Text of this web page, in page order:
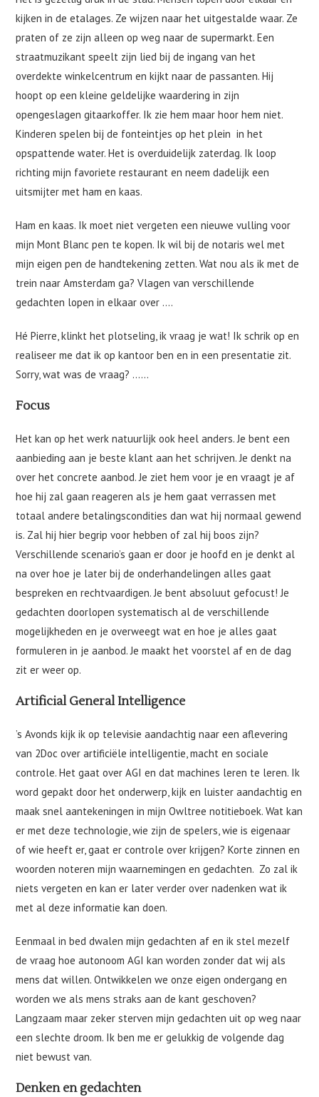
kijken in de etalages. Ze wijzen naar het uitgestalde waar. Ze
praten of ze zijn alleen op weg naar de supermarkt. Een
straatmuzikant speelt zijn lied bij de ingang van het
overdekte winkelcentrum en kijkt naar de passanten. Hij
hoopt op een kleine geldelijke waardering in zijn
opengeslagen gitaarkoffer. Ik zie hem maar hoor hem niet.
Kinderen spelen bij de fonteintjes op het plein in het
opspattende water. Het is overduidelijk zaterdag. Ik loop
richting mijn favoriete restaurant en neem dadelijk een
uitsmijter met ham en kaas.
Ham en kaas. Ik moet niet vergeten een nieuwe vulling voor
mijn Mont Blanc pen te kopen. Ik wil bij de notaris wel met
mijn eigen pen de handtekening zetten. Wat nou als ik met de
trein naar Amsterdam ga? Vlagen van verschillende
gedachten lopen in elkaar over ….
Hé Pierre, klinkt het plotseling, ik vraag je wat! Ik schrik op en
realiseer me dat ik op kantoor ben en in een presentatie zit.
Sorry, wat was de vraag? ……
Focus
Het kan op het werk natuurlijk ook heel anders. Je bent een
aanbieding aan je beste klant aan het schrijven. Je denkt na
over het concrete aanbod. Je ziet hem voor je en vraagt je af
hoe hij zal gaan reageren als je hem gaat verrassen met
totaal andere betalingscondities dan wat hij normaal gewend
is. Zal hij hier begrip voor hebben of zal hij boos zijn?
Verschillende scenario’s gaan er door je hoofd en je denkt al
na over hoe je later bij de onderhandelingen alles gaat
bespreken en rechtvaardigen. Je bent absoluut gefocust! Je
gedachten doorlopen systematisch al de verschillende
mogelijkheden en je overweegt wat en hoe je alles gaat
formuleren in je aanbod. Je maakt het voorstel af en de dag
zit er weer op.
Artificial General Intelligence
’s Avonds kijk ik op televisie aandachtig naar een aflevering
van 2Doc over artificiële intelligentie, macht en sociale
controle. Het gaat over AGI en dat machines leren te leren. Ik
word gepakt door het onderwerp, kijk en luister aandachtig en
maak snel aantekeningen in mijn Owltree notitieboek. Wat kan
er met deze technologie, wie zijn de spelers, wie is eigenaar
of wie heeft er, gaat er controle over krijgen? Korte zinnen en
woorden noteren mijn waarnemingen en gedachten. Zo zal ik
niets vergeten en kan er later verder over nadenken wat ik
met al deze informatie kan doen.
Eenmaal in bed dwalen mijn gedachten af en ik stel mezelf
de vraag hoe autonoom AGI kan worden zonder dat wij als
mens dat willen. Ontwikkelen we onze eigen ondergang en
worden we als mens straks aan de kant geschoven?
Langzaam maar zeker sterven mijn gedachten uit op weg naar
een slechte droom. Ik ben me er gelukkig de volgende dag
niet bewust van.
Denken en gedachten